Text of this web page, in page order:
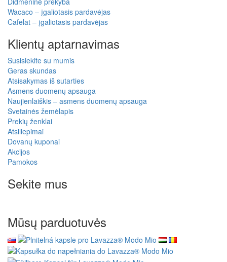
Wacaco – įgaliotasis pardavėjas
Cafelat – įgaliotasis pardavėjas
Klientų aptarnavimas
Susisiekite su mumis
Geras skundas
Atsisakymas iš sutarties
Asmens duomenų apsauga
Naujienlaiškis – asmens duomenų apsauga
Svetainės žemėlapis
Prekių ženklai
Atsiliepimai
Dovanų kuponai
Akcijos
Pamokos
Sekite mus
Mūsų parduotuvės